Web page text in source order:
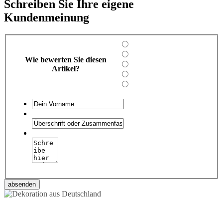
Schreiben Sie Ihre eigene
Kundenmeinung
Wie bewerten Sie diesen
Artikel?
absenden